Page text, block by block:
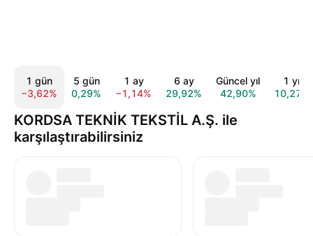
1 gün
−3,62%
5 gün
0,29%
1 ay
−1,14%
6 ay
29,92%
Güncel yıl
42,90%
1 yıl
10,27%
KORDSA TEKNİK TEKSTİL A.Ş. ile
karşılaştırabilirsiniz